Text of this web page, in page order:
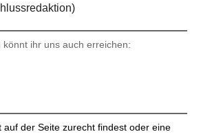
ihr uns auch erreichen:
auf der Seite zurecht findest oder eine